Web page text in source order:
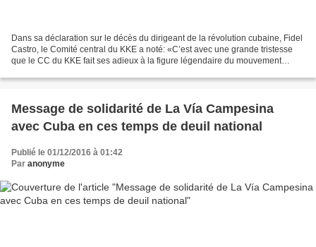
Dans sa déclaration sur le décès du dirigeant de la révolution cubaine, Fidel
Castro, le Comité central du KKE a noté: «C’est avec une grande tristesse
que le CC du KKE fait ses adieux à la figure légendaire du mouvement
Message de solidarité de La Vía Campesina
avec Cuba en ces temps de deuil national
Publié le 01/12/2016 à 01:42
Par anonyme